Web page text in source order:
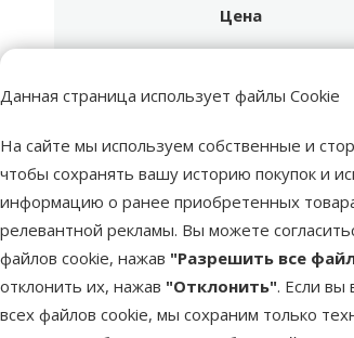
Данная страница использует файлы Cookie
На сайте мы используем собственные и
чтобы сохранять вашу историю покупок и
информацию о ранее приобретенных
релевантной рекламы. Вы можете
файлов cookie, нажав "Разрешить все
отклонить их, нажав "Отклонить". Если вы
всех файлов cookie, мы сохраним только
Цена
ONTARIO – сбалансированный корм
Корма для собак ONTARIO
Влажный корм для собак
Корма ONTARIO для кошек
Линейка Derma:подходит для
Почему стоит выбрать ONTARIO?